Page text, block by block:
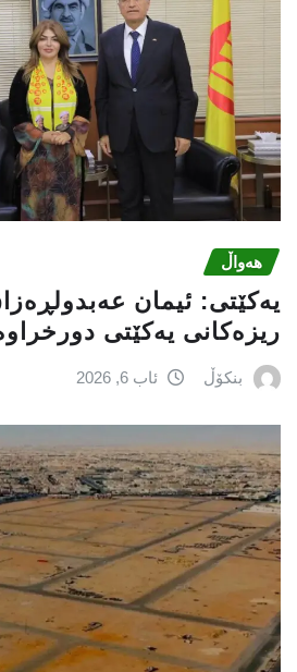
هەواڵ
یه‌كێتی: ئیمان
ریزه‌كانی یه‌كێتی
بنکۆڵ ئاب 6, 2026